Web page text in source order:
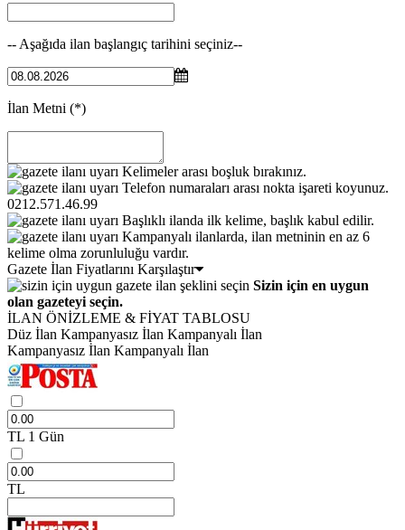
-- Aşağıda ilan başlangıç tarihini seçiniz--
İlan Metni (*)
Kelimeler arası boşluk bırakınız.
Telefon numaraları arası nokta işareti koyunuz.
0212.571.46.99
Başlıklı ilanda ilk kelime, başlık kabul edilir.
Kampanyalı ilanlarda, ilan metninin en az 6
kelime olma zorunluluğu vardır.
Gazete İlan Fiyatlarını Karşılaştır
Sizin için en uygun
olan gazeteyi seçin.
İLAN ÖNİZLEME & FİYAT TABLOSU
Düz İlan Kampanyasız İlan Kampanyalı İlan
Kampanyasız İlan Kampanyalı İlan
TL 1 Gün
TL